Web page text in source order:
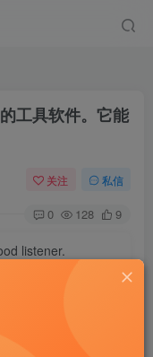
工具软件。它能
关注 私信
0 128 9
listener.
实用的工具软件。
的关注对象，节省